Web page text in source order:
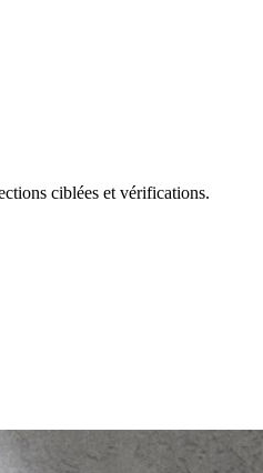
ciblées et vérifications.